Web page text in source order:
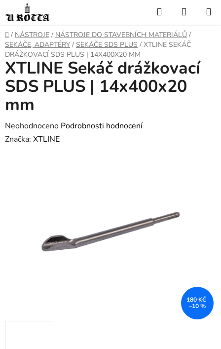
na
obsah
Hledat
KOŠÍK
DOMŮ
/ NÁSTROJE / NÁSTROJE DO STAVEBNÍCH MATERIÁLŮ /
SEKÁČE, ADAPTÉRY / SEKÁČE SDS PLUS / XTLINE SEKÁČ
DRÁŽKOVACÍ SDS PLUS | 14X400X20 MM
XTLINE Sekáč drážkovací
SDS PLUS | 14x400x20
mm
Průměrné
hodnocení
Neohodnoceno Podrobnosti hodnocení
Značka: XTLINE
180 KČ
–10 %